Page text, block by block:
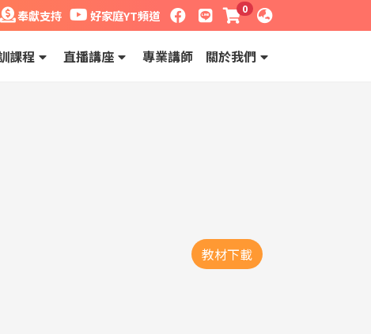
奉獻支持
奉獻支持 好家庭YT頻道
好家庭YT頻道 facebook粉絲專頁
LINE 課程購物車
0 語系
課程 直播講座 專業講師 關於我們